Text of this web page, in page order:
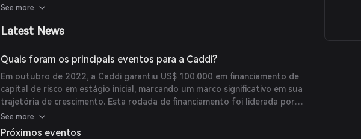
portfólios.
See more
Latest News
Quais foram os principais eventos para a Caddi?
Em outubro de 2022, a Caddi garantiu US$ 100.000 em financiamento de
capital de risco em estágio inicial, marcando um marco significativo em sua
trajetória de crescimento. Esta rodada de financiamento foi liderada por
investidores incluindo Orange DAO e Outlier Ventures, destacando a
confiança na visão e potencial da Caddi no espaço de negociação de
See more
Próximos eventos